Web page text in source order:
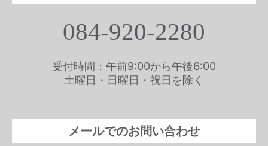
084-920-2280
受付時間：午前9:00から午後6:00
土曜日・日曜日・祝日を除く
メールでのお問い合わせ